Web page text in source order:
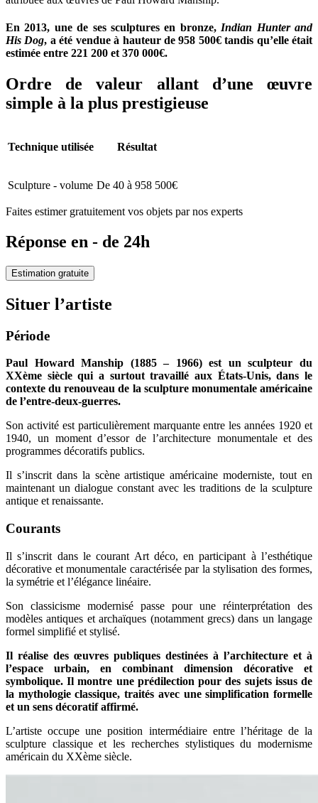
En 2013, une de ses sculptures en bronze, Indian Hunter and
His Dog, a été vendue à hauteur de 958 500€ tandis qu’elle était
estimée entre 221 200 et 370 000€.
Ordre de valeur allant d’une œuvre
simple à la plus prestigieuse
Technique utilisée Résultat
Sculpture - volume De 40 à 958 500€
Faites estimer gratuitement vos objets par nos experts
Réponse en - de 24h
Estimation gratuite
Situer l’artiste
Période
Paul Howard Manship (1885 – 1966) est un sculpteur du
XXème siècle qui a surtout travaillé aux États-Unis, dans le
contexte du renouveau de la sculpture monumentale américaine
de l’entre-deux-guerres.
Son activité est particulièrement marquante entre les années 1920 et
1940, un moment d’essor de l’architecture monumentale et des
programmes décoratifs publics.
Il s’inscrit dans la scène artistique américaine moderniste, tout en
maintenant un dialogue constant avec les traditions de la sculpture
antique et renaissante.
Courants
Il s’inscrit dans le courant Art déco, en participant à l’esthétique
décorative et monumentale caractérisée par la stylisation des formes,
la symétrie et l’élégance linéaire.
Son classicisme modernisé passe pour une réinterprétation des
modèles antiques et archaïques (notamment grecs) dans un langage
formel simplifié et stylisé.
Il réalise des œuvres publiques destinées à l’architecture et à
l’espace urbain, en combinant dimension décorative et
symbolique. Il montre une prédilection pour des sujets issus de
la mythologie classique, traités avec une simplification formelle
et un sens décoratif affirmé.
L’artiste occupe une position intermédiaire entre l’héritage de la
sculpture classique et les recherches stylistiques du modernisme
américain du XXème siècle.